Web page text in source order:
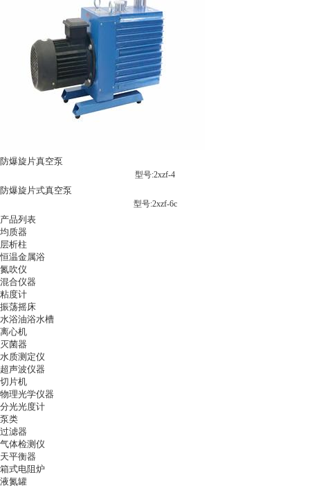
防爆旋片真空泵
型号:2xzf-4
防爆旋片式真空泵
型号:2xzf-6c
产品列表
均质器
层析柱
恒温金属浴
氮吹仪
混合仪器
粘度计
振荡摇床
水浴油浴水槽
离心机
灭菌器
水质测定仪
超声波仪器
切片机
物理光学仪器
分光光度计
泵类
过滤器
气体检测仪
天平衡器
箱式电阻炉
液氮罐